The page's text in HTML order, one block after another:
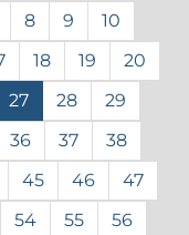
8 9
10
18 19
20
27 28
29
36 37
38
45 46
47
54 55
56